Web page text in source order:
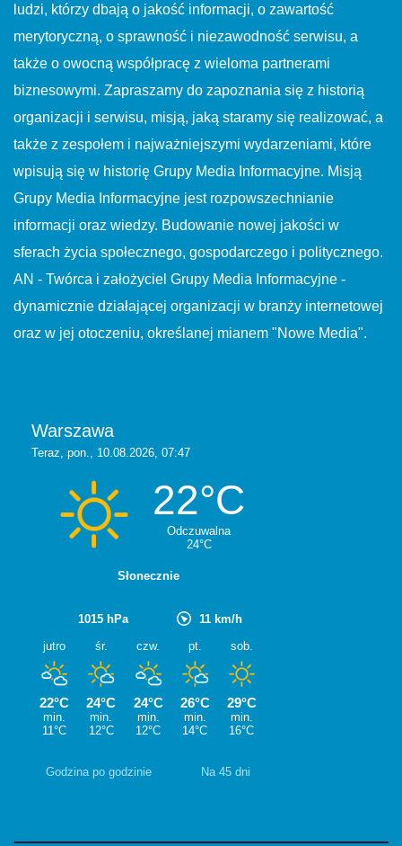
ludzi, którzy dbają o jakość informacji, o zawartość
merytoryczną, o sprawność i niezawodność serwisu, a
także o owocną współpracę z wieloma partnerami
biznesowymi. Zapraszamy do zapoznania się z historią
organizacji i serwisu, misją, jaką staramy się realizować, a
także z zespołem i najważniejszymi wydarzeniami, które
wpisują się w historię Grupy Media Informacyjne. Misją
Grupy Media Informacyjne jest rozpowszechnianie
informacji oraz wiedzy. Budowanie nowej jakości w
sferach życia społecznego, gospodarczego i politycznego.
AN - Twórca i założyciel Grupy Media Informacyjne -
dynamicznie działającej organizacji w branży internetowej
oraz w jej otoczeniu, określanej mianem "Nowe Media".
Godzina po godzinie Na 45 dni